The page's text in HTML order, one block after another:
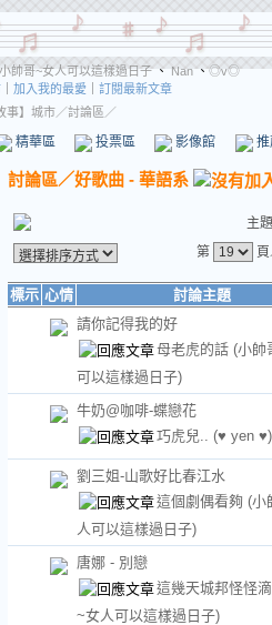
小帥哥~女人可以這樣過日子、 Nan、◎v◎
加入我的最愛
訂閱最新文章
事】城市／討論區／
精華區 投票區 影像館
討論區／好歌曲 - 華語系
主題
第
標示 心情
討論主題
請你記得我的好
母老虎的話 (小帥
可以這樣過日子)
牛奶@咖啡-蝶戀花
巧虎兒.. (♥ yen ♥)
劉三姐-山歌好比春江水
這個劇偶看夠 (小
人可以這樣過日子)
唐娜 - 別戀
這幾天城邦怪怪
~女人可以這樣過日子)